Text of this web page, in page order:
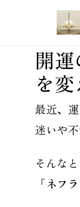
開
を変
最近、
迷いや
そんな
「ネフ